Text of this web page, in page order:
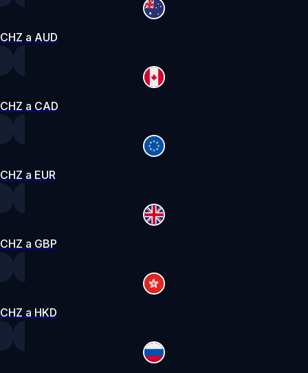
CHZ a AUD
CHZ a CAD
CHZ a EUR
CHZ a GBP
CHZ a HKD